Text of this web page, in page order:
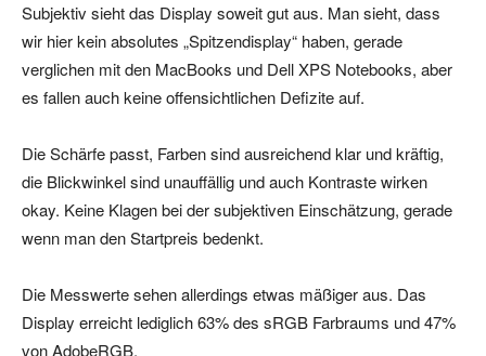
Subjektiv sieht das Display soweit gut aus. Man sieht, dass
wir hier kein absolutes „Spitzendisplay“ haben, gerade
verglichen mit den MacBooks und Dell XPS Notebooks, aber
es fallen auch keine offensichtlichen Defizite auf.
Die Schärfe passt, Farben sind ausreichend klar und kräftig,
die Blickwinkel sind unauffällig und auch Kontraste wirken
okay. Keine Klagen bei der subjektiven Einschätzung, gerade
wenn man den Startpreis bedenkt.
Die Messwerte sehen allerdings etwas mäßiger aus. Das
Display erreicht lediglich 63% des sRGB Farbraums und 47%
von AdobeRGB.